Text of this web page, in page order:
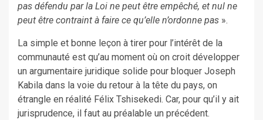
pas défendu par la Loi ne peut être empêché, et nul ne
peut être contraint à faire ce qu’elle n’ordonne pas ».
La simple et bonne leçon à tirer pour l’intérêt de la
communauté est qu’au moment où on croit développer
un argumentaire juridique solide pour bloquer Joseph
Kabila dans la voie du retour à la tête du pays, on
étrangle en réalité Félix Tshisekedi. Car, pour qu’il y ait
jurisprudence, il faut au préalable un précédent.